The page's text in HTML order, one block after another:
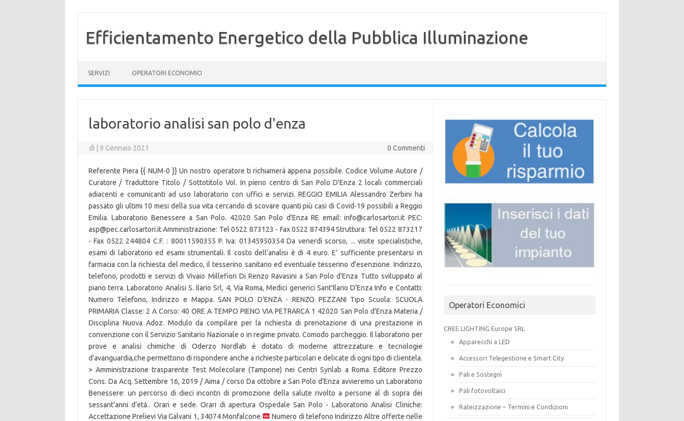
Efficientamento Energetico della Pubblica Illuminazione
SERVIZI OPERATORI ECONOMICI
laboratorio analisi san polo d'enza
di 9 Gennaio 2021 0 Commenti
Referente Piera {{ NUM-0 }} Un nostro operatore ti richiamerà appena possibile. Codice Volume Autore /
Curatore / Traduttore Titolo / Sottotitolo Vol. In pieno centro di San Polo D'Enza 2 locali commerciali
adiacenti e comunicanti ad uso laboratorio con uffici e servizi. REGGIO EMILIA Alessandro Zerbini ha
passato gli ultimi 10 mesi della sua vita cercando di scovare quanti più casi di Covid-19 possibili a Reggio
Emilia. Laboratorio Benessere a San Polo. 42020 San Polo d'Enza RE email: info@carlosartori.it PEC:
asp@pec.carlosartori.it Amministrazione: Tel 0522 873123 - Fax 0522 874394 Struttura: Tel 0522 873217
- Fax 0522 244804 C.F. : 80011590355 P. Iva: 01345950354 Da venerdì scorso, ... visite specialistiche,
esami di laboratorio ed esami strumentali. Il costo dell’analisi è di 4 euro. E’ sufficiente presentarsi in
farmacia con la richiesta del medico, il tesserino sanitario ed eventuale tesserino d'esenzione. Indirizzo,
telefono, prodotti e servizi di Vivaio Millefiori Di Renzo Ravasini a San Polo d'Enza Tutto sviluppato al
piano terra. Laboratorio Analisi S. Ilario Srl, 4, Via Roma, Medici generici Sant'Ilario D'Enza Info e Contatti:
Numero Telefono, Indirizzo e Mappa. SAN POLO D'ENZA - RENZO PEZZANI Tipo Scuola: SCUOLA
PRIMARIA Classe: 2 A Corso: 40 ORE A TEMPO PIENO VIA PETRARCA 1 42020 San Polo d'Enza Materia /
Disciplina Nuova Adoz. Modulo da compilare per la richiesta di prenotazione di una prestazione in
convenzione con il Servizio Sanitario Nazionale o in regime privato. Comodo parcheggio. Il laboratorio per
prove e analisi chimiche di Oderzo Nordlab è dotato di moderne attrezzature e tecnologie
d'avanguardia,che permettono di rispondere anche a richieste particolari e delicate di ogni tipo di clientela.
> Amministrazione trasparente Test Molecolare (Tampone) nei Centri Synlab a Roma. Editore Prezzo
Cons. Da Acq. Settembre 16, 2019 / Aima / corso Da ottobre a San Polo d’Enza avvieremo un Laboratorio
Benessere: un percorso di dieci incontri di promozione della salute rivolto a persone al di sopra dei
sessant’anni d’età.. Orari e sede. Orari di apertura Ospedale San Polo - Laboratorio Analisi Cliniche:
Accettazione Prelievi Via Galvani 1, 34074 Monfalcone
Numero di telefono Indirizzo Altre offerte nelle
Operatori Economici
CREE LIGHTING Europe SRL
Apparecchi a LED
Accessori Telegestione e Smart City
Pali e Sostegni
Pali fotovoltaici
Rateizzazione – Termini e Condizioni